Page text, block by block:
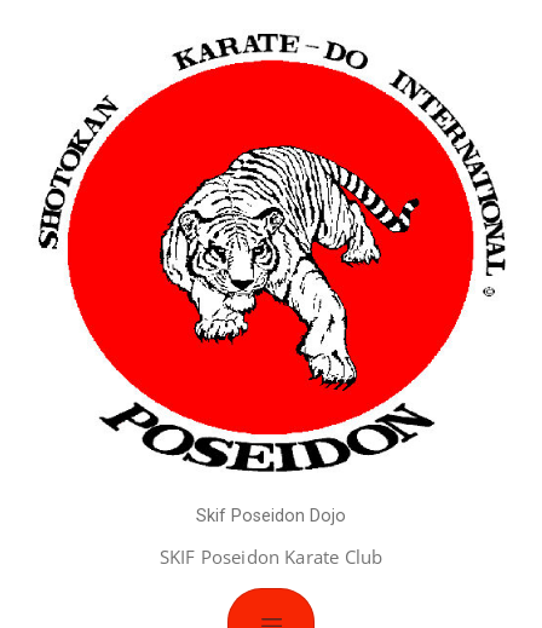
Skif Poseidon Dojo
SKIF Poseidon Karate Club